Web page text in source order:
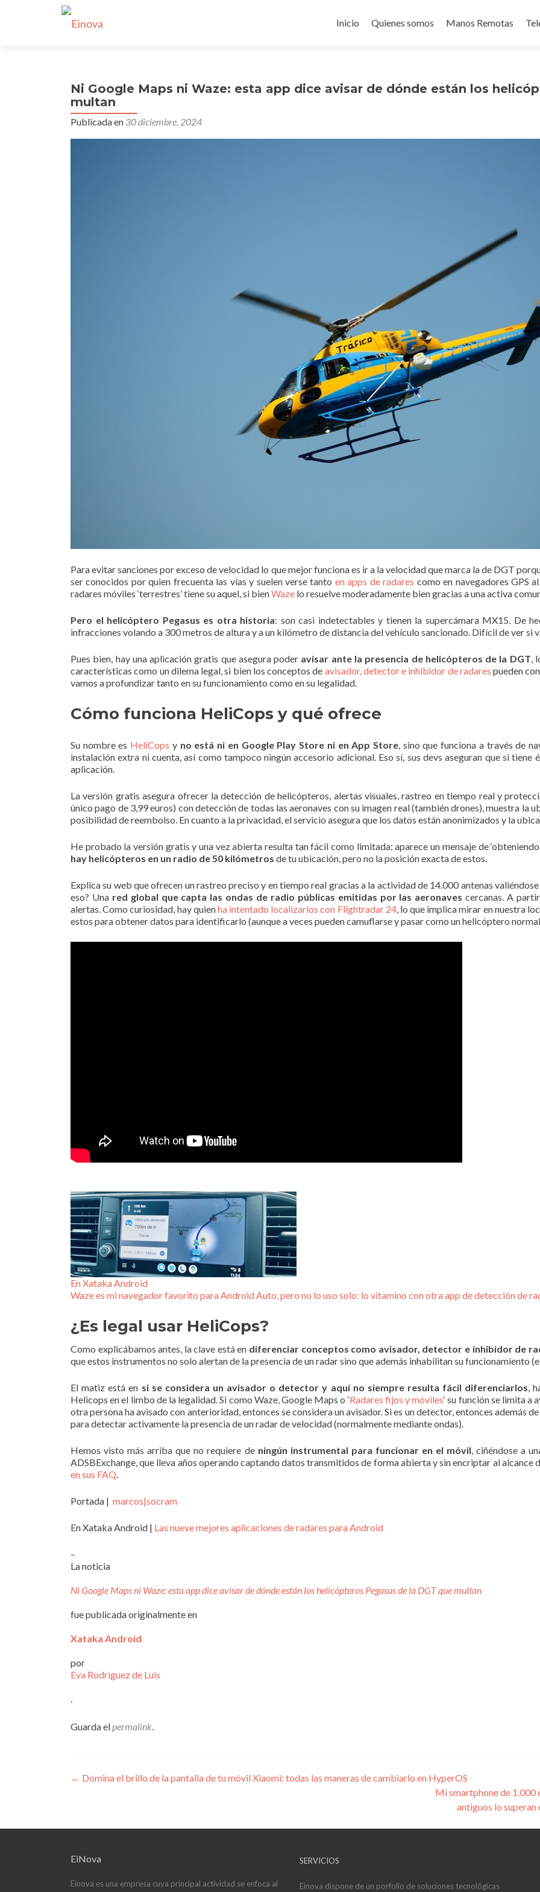
al
Inicio Quienes somos Manos Remotas
Ni Google Maps ni Waze: esta app dice avisar de dónde están los
multan
Publicada en 30 diciembre, 2024
Para evitar sanciones por exceso de velocidad lo que mejor funciona es ir a la velocidad que marca la de DGT
ser conocidos por quien frecuenta las vías y suelen verse tanto en apps de radares como en navegadores GPS
radares móviles ‘terrestres’ tiene su aquel, si bienWaze lo resuelve moderadamente bien gracias a una activa
Pero el helicóptero Pegasus es otra historia: son casi indetectables y tienen la supercámara MX15. De
infracciones volando a 300 metros de altura y a un kilómetro de distancia del vehículo sancionado. Difícil de ver si
Pues bien, hay una aplicación gratis que asegura poder avisar ante la presencia de helicópteros de la DGT,
características como un dilema legal, si bien los conceptos de avisador, detector e inhibidor de radares pueden
vamos a profundizar tanto en su funcionamiento como en su legalidad.
Cómo funciona HeliCops y qué ofrece
Su nombre es HeliCops y no está ni en Google Play Store ni en App Store, sino que funciona a través de
instalación extra ni cuenta, así como tampoco ningún accesorio adicional. Eso sí, sus devs aseguran que si
aplicación.
La versión gratis asegura ofrecer la detección de helicópteros, alertas visuales, rastreo en tiempo real y
único pago de 3,99 euros) con detección de todas las aeronaves con su imagen real (también drones), muestra la
posibilidad de reembolso. En cuanto a la privacidad, el servicio asegura que los datos están anonimizados y la
He probado la versión gratis y una vez abierta resulta tan fácil como limitada: aparece un mensaje de
hay helicópteros en un radio de 50 kilómetros de tu ubicación, pero no la posición exacta de estos.
Explica su web que ofrecen un rastreo preciso y en tiempo real gracias a la actividad de 14.000 antenas
eso? Una red global que capta las ondas de radio públicas emitidas por las aeronaves cercanas. A
alertas. Como curiosidad, hay quienha intentado localizarlos con Flightradar 24, lo que implica mirar en nuestra
estos para obtener datos para identificarlo (aunque a veces pueden camuflarse y pasar como un helicóptero
En Xataka Android
Waze es mi navegador favorito para Android Auto, pero no lo uso solo: lo vitamino con otra app de detección de
¿Es legal usar HeliCops?
Como explicábamos antes, la clave está en diferenciar conceptos como avisador, detector e inhibidor de
que estos instrumentos no solo alertan de la presencia de un radar sino que además inhabilitan su funcionamiento
El matiz está en si se considera un avisador o detector y aquí no siempre resulta fácil diferenciarlos,
Helicops en el limbo de la legalidad. Si como Waze, Google Maps o ‘Radares fijos y móviles‘ su función se limita a
otra persona ha avisado con anterioridad, entonces se considera un avisador. Si es un detector, entonces además
para detectar activamente la presencia de un radar de velocidad (normalmente mediante ondas).
Hemos visto más arriba que no requiere de ningún instrumental para funcionar en el móvil, ciñéndose a
ADSBExchange, que lleva años operando captando datos transmitidos de forma abierta y sin encriptar al alcance
en sus FAQ.
Portada | marcos|socram
En Xataka Android | Las nueve mejores aplicaciones de radares para Android
–
La noticia
Ni Google Maps ni Waze: esta app dice avisar de dónde están los helicópteros Pegasus de la DGT que multan
fue publicada originalmente en
Xataka Android
por
Eva Rodriguez de Luis
.
Guarda elpermalink.
Navegación
← Domina el brillo de la pantalla de tu móvil Xiaomi: todas las maneras de cambiarlo en HyperOS
Mi smartphone de 1.000
antiguos lo superan
EiNova
Einova es una empresa cuya principal actividad se enfoca al
SERVICIOS
Einova dispone de un porfolio de soluciones tecnológicas